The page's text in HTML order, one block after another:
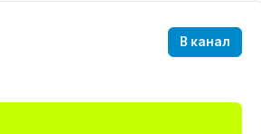
В канал